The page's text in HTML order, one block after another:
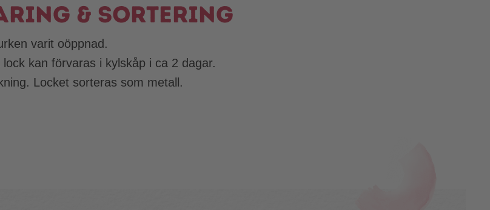
& sortering
varit oöppnad.
kan förvaras i kylskåp i ca 2 dagar.
Locket sorteras som metall.